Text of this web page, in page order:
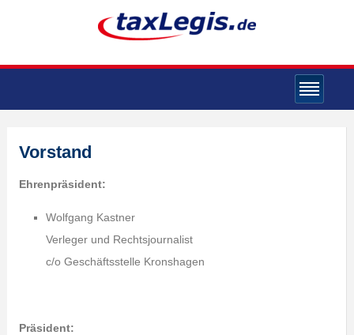
Vorstand
Ehrenpräsident:
Wolfgang Kastner
Verleger und Rechtsjournalist
c/o Geschäftsstelle Kronshagen
Präsident: